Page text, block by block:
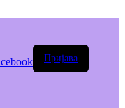
Пријава